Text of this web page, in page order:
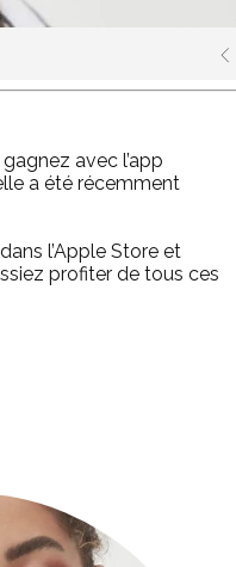
avec l’app
a été récemment
l’Apple Store et
profiter de tous ces